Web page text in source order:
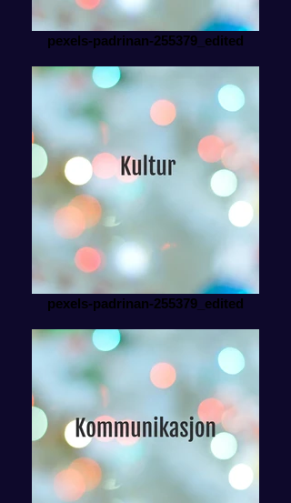
pexels-padrinan-255379_edited
pexels-padrinan-255379_edited